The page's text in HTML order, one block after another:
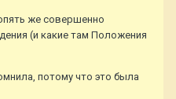
же совершенно
(и какие там Положения
потому что это была